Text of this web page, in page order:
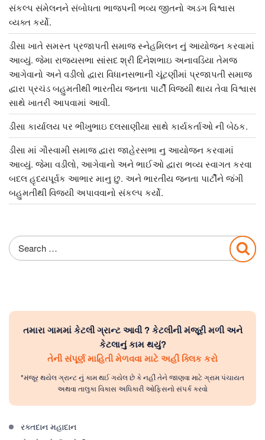
સંકલ્પ સંમેલનને સંબોધતા ભાજપની ભવ્ય જીતનો અડગ વિશ્વાસ
વ્યક્ત કર્યો.
ડીસા ખાતે સમસ્ત પ્રજાપતી સમાજ સ્નેહમિલન નું આયોજન કરવામાં
આવ્યું. જેમા રાજ્યસભા સાંસદ શ્રી દિનેશભાઇ અનાવડિયા તેમજ
આગેવાનો અને વડીલો દ્વારા વિધાનસભાની ચૂંટણીમાં પ્રજાપતી સમાજ
દ્વારા પ્રચંડ બહુમતીથી ભારતીય જનતા પાર્ટી વિજયી થાય તેવા વિશ્વાસ
સાથે ખાતરી આપવામાં આવી.
ડીસા કાર્યાલય પર ભીખુભાઇ દલસાણીયા સાથે કાર્યકર્તાઓ ની બેઠક.
ડીસા માં ગૌસ્વામી સમાજ દ્વારા જાહેરસભા નુ આયોજન કરવામાં
આવ્યું. જેમા વડીલો, આગેવાનો અને ભાઈઓ દ્વારા ભવ્ય સ્વાગત કરવા
બદલ હૃદયપૂર્વક આભાર માનુ છુ. અને ભારતીય જનતા પાર્ટીને જંગી
બહુમતીથી વિજયી અપાવવાનો સંકલ્પ કર્યો.
Search
for:
તમારા ગામમાં કેટલી ગ્રાન્ટ આવી ? કેટલીની મંજૂરી મળી અને
કેટલાનું કામ થયું?
તેની સંપૂર્ણ માહિતી મેળવવા માટે અહીં ક્લિક કરો
*મંજૂર થયેલ ગ્રાન્ટ નું કામ થઈ ગયેલ છે કે નહીં તેને જાણવા માટે ગ્રામ પંચાયત
અથવા તાલુકા વિકાસ અધિકારી ઓફિસનો સંપર્ક કરવો
રક્તદાન મહાદાન